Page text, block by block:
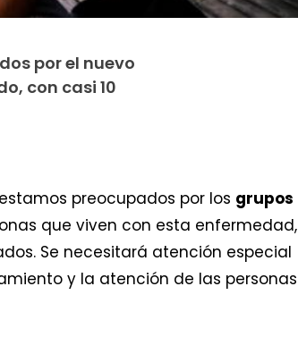
por el nuevo
con casi 10
preocupados por los grupos
que viven con esta enfermedad,
Se necesitará atención especial
y la atención de las personas